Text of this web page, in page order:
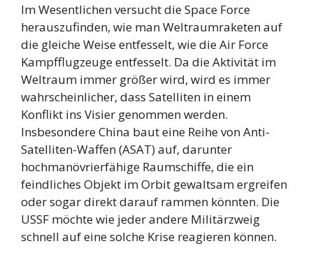
Im Wesentlichen versucht die Space Force
herauszufinden, wie man Weltraumraketen auf
die gleiche Weise entfesselt, wie die Air Force
Kampfflugzeuge entfesselt. Da die Aktivität im
Weltraum immer größer wird, wird es immer
wahrscheinlicher, dass Satelliten in einem
Konflikt ins Visier genommen werden.
Insbesondere China baut eine Reihe von Anti-
Satelliten-Waffen (ASAT) auf, darunter
hochmanövrierfähige Raumschiffe, die ein
feindliches Objekt im Orbit gewaltsam ergreifen
oder sogar direkt darauf rammen könnten. Die
USSF möchte wie jeder andere Militärzweig
schnell auf eine solche Krise reagieren können.